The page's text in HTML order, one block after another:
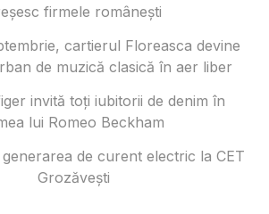
firmele românești
cartierul Floreasca devine
de muzică clasică în aer liber
invită toți iubitorii de denim în
lui Romeo Beckham
de curent electric la CET
Grozăvești